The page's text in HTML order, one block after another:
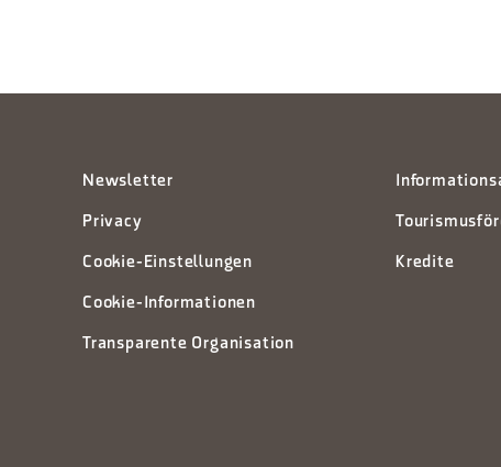
Newsletter
Privacy
Cookie-Einstellungen
Cookie-Informationen
Transparente Organisation
Kredite